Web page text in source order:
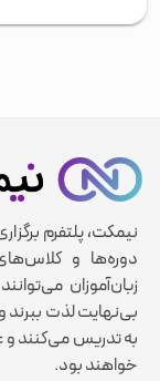
نیمکت، پلتفرم
دوره‌ها و
زبان‌آموزان
بی‌نهایت لذت ببرند
به تدریس می‌کنند و
خواهند بود.